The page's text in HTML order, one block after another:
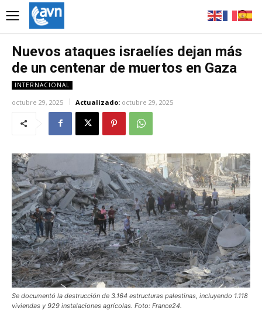
Nuevos ataques israelíes dejan más
de un centenar de muertos en Gaza
INTERNACIONAL
octubre 29, 2025 Actualizado: octubre 29, 2025
Se documentó la destrucción de 3.164 estructuras palestinas, incluyendo 1.118
viviendas y 929 instalaciones agrícolas. Foto: France24.